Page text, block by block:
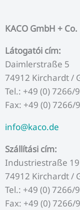
KACO GmbH +
Látogatói cím:
Daimlerstraße 5
74912 Kirchardt /
Tel.: +49 (0) 7266/
Fax: +49 (0) 7266/
info@kaco.de
Szállítási cím:
Industriestraße 19
74912 Kirchardt /
Tel.: +49 (0) 7266/
Fax: +49 (0) 7266/